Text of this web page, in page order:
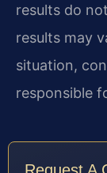
results do
results may
situation,
responsible